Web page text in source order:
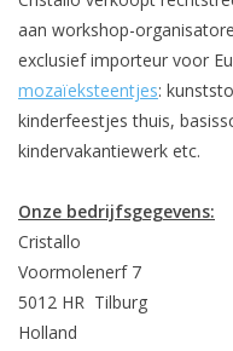
aan workshop-
exclusief importeur voor
mozaïeksteentjes:
kinderfeestjes thuis,
kindervakantiewerk etc.
Onze bedrijfsgegevens:
Cristallo
Voormolenerf 7
5012 HR Tilburg
Holland